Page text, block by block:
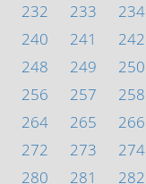
232 233 234
240 241 242
248 249 250
256 257 258
264 265 266
272 273 274
280 281 282